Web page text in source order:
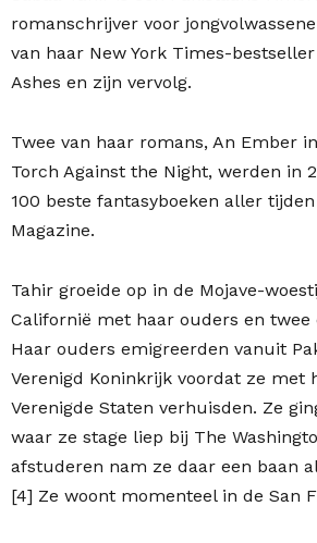
romanschrijver voor
van haar New York Times-
Ashes en zijn vervolg.
Twee van haar romans, An Ember
Torch Against the Night, werden in
100 beste fantasyboeken aller
Magazine.
Tahir groeide op in de Mojave-
Californië met haar ouders en twee
Haar ouders emigreerden vanuit
Verenigd Koninkrijk voordat ze met
Verenigde Staten verhuisden. Ze
waar ze stage liep bij The
afstuderen nam ze daar een baan
[4] Ze woont momenteel in de San